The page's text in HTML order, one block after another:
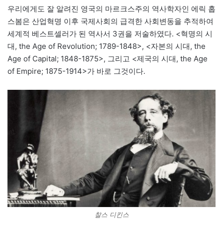
우리에게도 잘 알려진 영국의 마르크스주의 역사학자인 에릭 홉
스봄은 산업혁명 이후 국제사회의 급격한 사회변동을 추적하여
세계적 베스트셀러가 된 역사서 3권을 저술하였다. <혁명의 시
대, the Age of Revolution; 1789-1848>, <자본의 시대, the
Age of Capital; 1848-1875>, 그리고 <제국의 시대, the Age
of Empire; 1875-1914>가 바로 그것이다.
찰스 디킨스